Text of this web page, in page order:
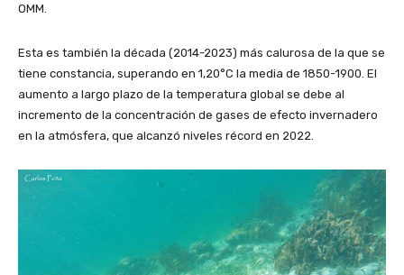
OMM.
Esta es también la década (2014-2023) más calurosa de la que se
tiene constancia, superando en 1,20°C la media de 1850-1900. El
aumento a largo plazo de la temperatura global se debe al
incremento de la concentración de gases de efecto invernadero
en la atmósfera, que alcanzó niveles récord en 2022.